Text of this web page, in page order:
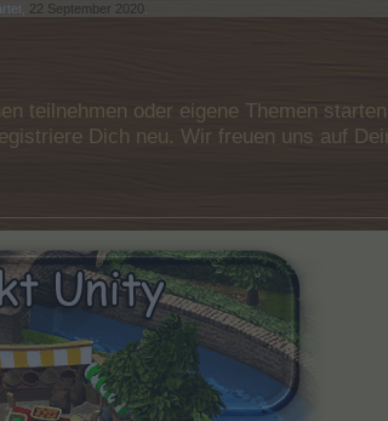
22 September 2020
teilnehmen oder eigene Themen
Dich neu. Wir freuen uns auf